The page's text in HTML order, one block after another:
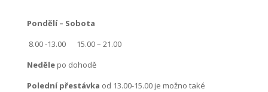
Pondělí – Sobota
8.00 -13.00 15.00 – 21.00
Nedělepo dohodě
Polední přestávka od 13.00-15.00 je možno také